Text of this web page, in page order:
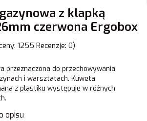
z klapką
czerwona Ergobox
1255 Recenzje: 0)
przeznaczona do przechowywania
i warsztatach. Kuweta
z plastiku występuje w różnych
opisu